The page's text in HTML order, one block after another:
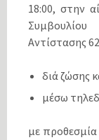
18:00, στην
Συμβουλίου
Αντίστασης
διά ζώσης
μέσω
με